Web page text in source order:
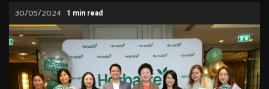
30/05/2024 1 min read